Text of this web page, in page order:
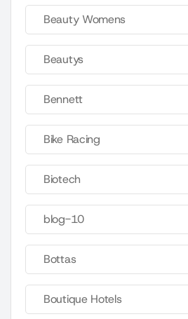
Beauty Womens
Beautys
Bennett
Bike Racing
Biotech
blog-10
Bottas
Boutique Hotels